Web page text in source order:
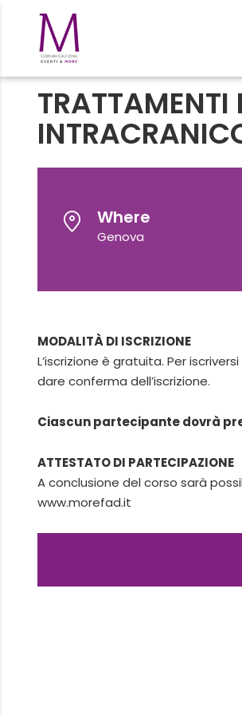
Where
Genova
MODALITÀ DI ISCRIZIONE
L’iscrizione è gratuita. Per
dare conferma dell’iscrizione.
Ciascun partecipante dovrà
ATTESTATO DI PARTECIPAZIONE
A conclusione del corso sarà
www.morefad.it